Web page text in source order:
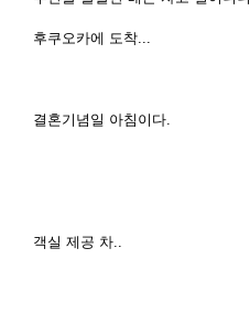
후쿠오카에 도착...
결혼기념일 아침이다.
객실 제공 차..